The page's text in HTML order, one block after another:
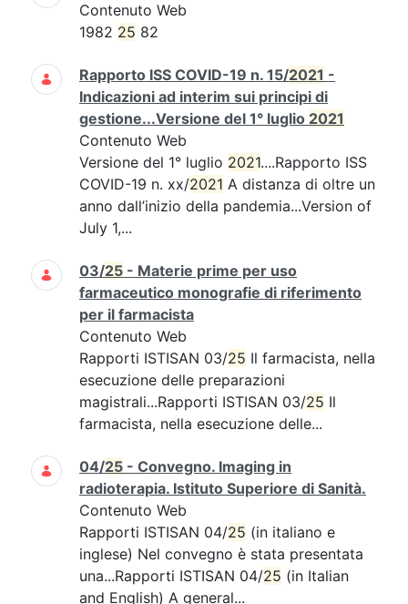
Contenuto Web
1982 25 82
Rapporto ISS COVID-19 n. 15/2021 -
Indicazioni ad interim sui principi di
gestione...Versione del 1° luglio 2021
Contenuto Web
Versione del 1° luglio 2021....Rapporto ISS
COVID-19 n. xx/2021 A distanza di oltre un
anno dall’inizio della pandemia...Version of
July 1,...
03/25 - Materie prime per uso
farmaceutico monografie di riferimento
per il farmacista
Contenuto Web
Rapporti ISTISAN 03/25 Il farmacista, nella
esecuzione delle preparazioni
magistrali...Rapporti ISTISAN 03/25 Il
farmacista, nella esecuzione delle...
04/25 - Convegno. Imaging in
radioterapia. Istituto Superiore di Sanità.
Contenuto Web
Rapporti ISTISAN 04/25 (in italiano e
inglese) Nel convegno è stata presentata
una...Rapporti ISTISAN 04/25 (in Italian
and English) A general...